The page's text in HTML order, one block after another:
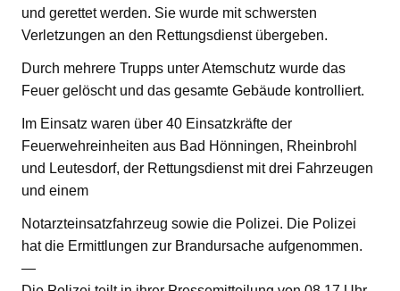
und gerettet werden. Sie wurde mit schwersten
Verletzungen an den Rettungsdienst übergeben.
Durch mehrere Trupps unter Atemschutz wurde das
Feuer gelöscht und das gesamte Gebäude kontrolliert.
Im Einsatz waren über 40 Einsatzkräfte der
Feuerwehreinheiten aus Bad Hönningen, Rheinbrohl
und Leutesdorf, der Rettungsdienst mit drei Fahrzeugen
und einem
Notarzteinsatzfahrzeug sowie die Polizei. Die Polizei
hat die Ermittlungen zur Brandursache aufgenommen.
—